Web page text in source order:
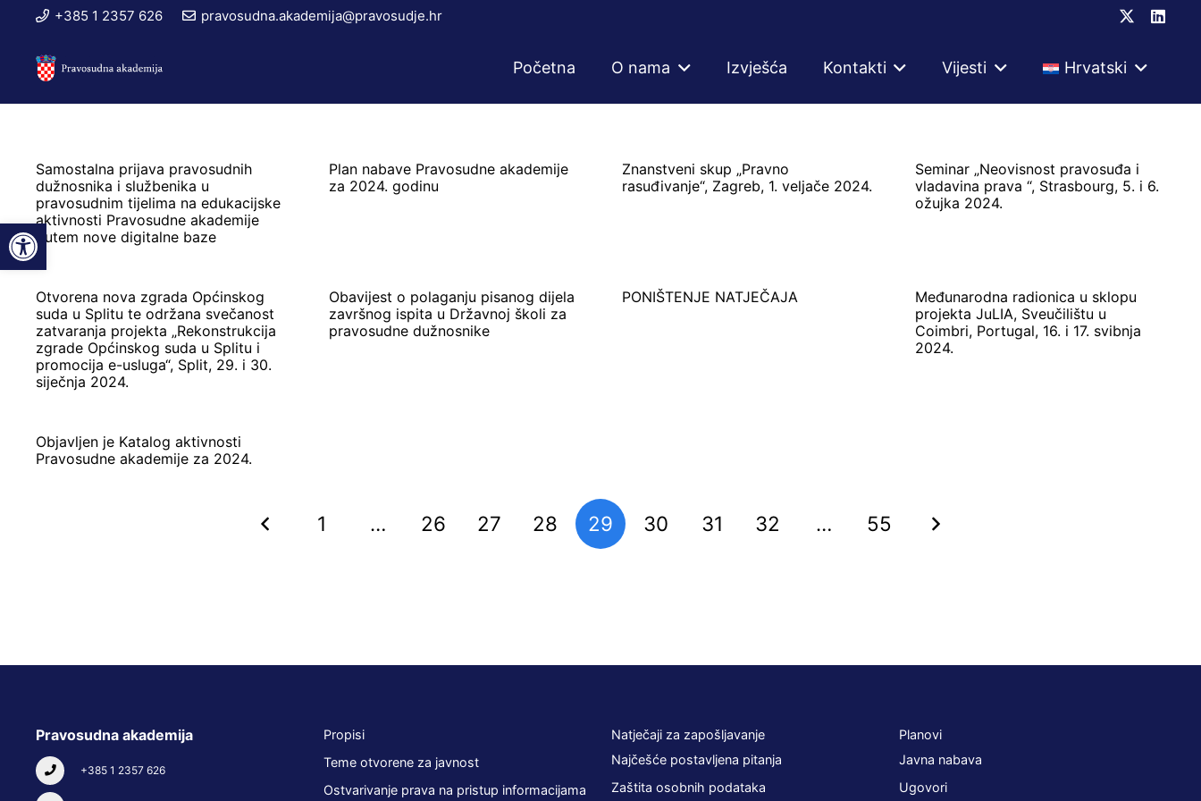
Open toolbar
+385 1 2357 626 pravosudna.akademija@pravosudje.hr
Početna O nama Izvješća Kontakti Vijesti Hrvatski
Samostalna prijava pravosudnih
dužnosnika i službenika u
pravosudnim tijelima na edukacijske
aktivnosti Pravosudne akademije
putem nove digitalne baze
Plan nabave Pravosudne akademije
za 2024. godinu
Znanstveni skup „Pravno
rasuđivanje“, Zagreb, 1. veljače 2024.
Seminar „Neovisnost pravosuđa i
vladavina prava “, Strasbourg, 5. i 6.
ožujka 2024.
Otvorena nova zgrada Općinskog
suda u Splitu te održana svečanost
zatvaranja projekta „Rekonstrukcija
zgrade Općinskog suda u Splitu i
promocija e-usluga“, Split, 29. i 30.
siječnja 2024.
Obavijest o polaganju pisanog dijela
završnog ispita u Državnoj školi za
pravosudne dužnosnike
PONIŠTENJE NATJEČAJA
Međunarodna radionica u sklopu
projekta JuLIA, Sveučilištu u
Coimbri, Portugal, 16. i 17. svibnja
2024.
Objavljen je Katalog aktivnosti
Pravosudne akademije za 2024.
1 … 26 27 28 29 30 31 32 … 55
Pravosudna akademija
+385 1 2357 626
Propisi
Teme otvorene za javnost
Ostvarivanje prava na pristup informacijama
Natječaji za zapošljavanje
Najčešće postavljena pitanja
Zaštita osobnih podataka
Planovi
Javna nabava
Ugovori